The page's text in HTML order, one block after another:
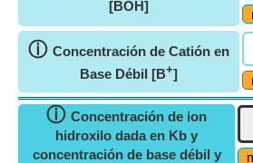
[BOH]
ⓘ Concentración de Catión en
Base Débil [B+]
ⓘ Concentración de ion
hidroxilo dada en Kb y
concentración de base débil y